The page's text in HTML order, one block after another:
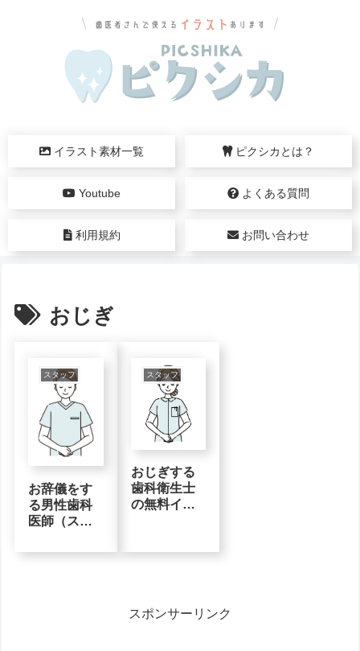
イラスト素材一覧 ピクシカとは？
Youtube よくある質問
利用規約 お問い合わせ
おじぎ
スタッフ
お辞儀をす
る男性歯科
医師（スク
スタッフ
おじぎする
歯科衛生士
の無料イラ
スポンサーリンク